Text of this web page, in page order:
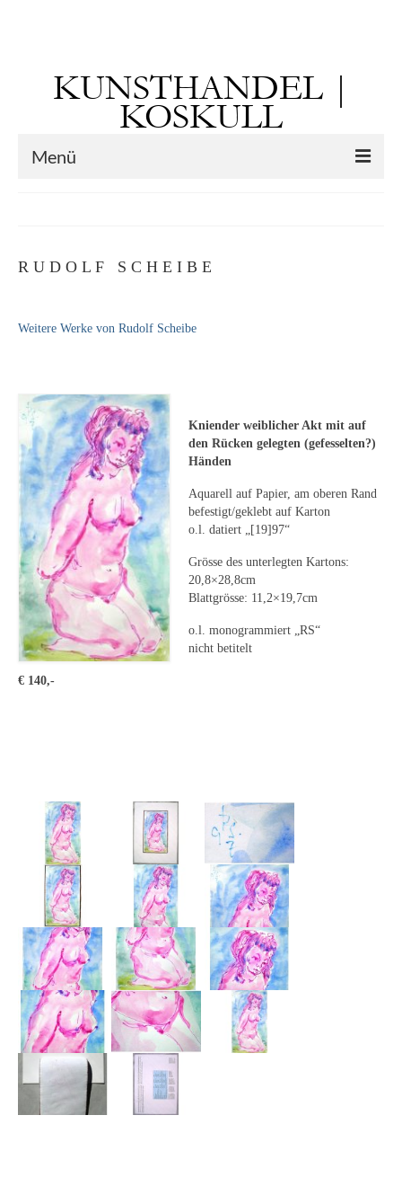
KUNSTHANDEL |
KOSKULL
Menü
– 02.06.1851 ebd.)
Leonhard Heinrich Hessel
George Paice
Johann Georg Strobel
Ludwig Martin Wilberg
Weitere Künstler nach 1945
Kunst 1900-1945
Walter Becker
Ernst Geitlinger
Emma Joos
Paul Segieth
Richard Sprick
Weitere Künstler 1900-1945
Kunst nach 1945
Helmut Diekmann
Hermann Dieste
August Lange-Brock
Ludwig (Luis) Neu
R U D O L F S C H E I B E
Weitere Werke von Rudolf Scheibe
Kniender weiblicher Akt mit auf
den Rücken gelegten (gefesselten?)
Händen
Aquarell auf Papier, am oberen Rand
befestigt/geklebt auf Karton
o.l. datiert „[19]97“
Grösse des unterlegten Kartons:
20,8×28,8cm
Blattgrösse: 11,2×19,7cm
o.l. monogrammiert „RS“
nicht betitelt
€ 140,-